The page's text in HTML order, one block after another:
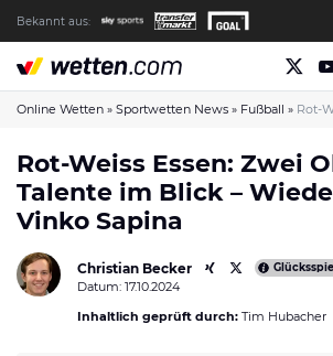
Bekannt aus:
Die wetten.com Redaktion
So bewerten wir die Anbieter
wetten.com auf Facebook
wetten.com auf YouTube
Spielsucht Hilfe & Prävention
Über Uns
Kontakt
Online Wetten » Sportwetten News » Fußball » Rot-
Rot-Weiss Essen: Zwei
Talente im Blick –
Vinko Sapina
Christian Becker
Datum: 17.10.2024
Inhaltlich geprüft durch: Tim Hubacher